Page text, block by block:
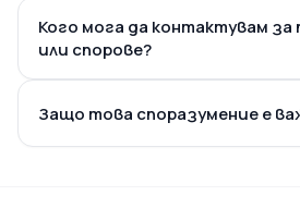
Кого мога да контактувам за
или спорове?
Защо това споразумение е